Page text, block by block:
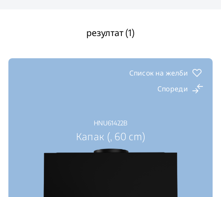
резултат (1)
Список на желби
Спореди
HNU61422B
Капак (, 60 cm)